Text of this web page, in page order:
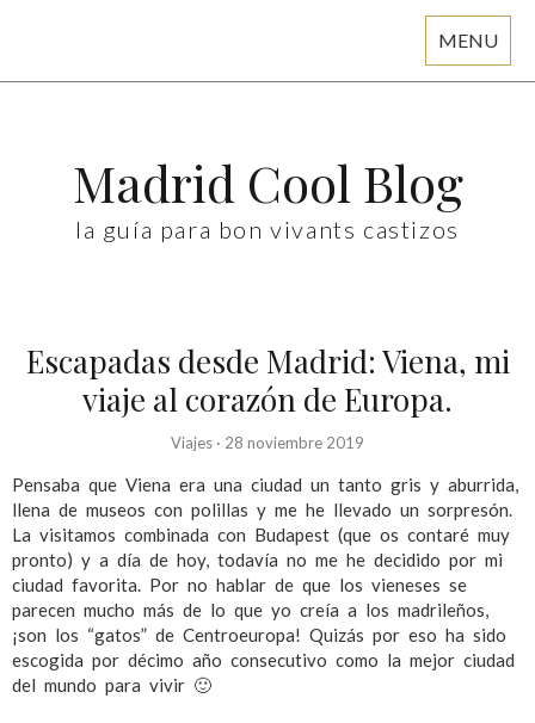
MENU
Madrid Cool Blog
la guía para bon vivants castizos
Escapadas desde Madrid: Viena, mi
viaje al corazón de Europa.
Viajes · 28 noviembre 2019
Pensaba que Viena era una ciudad un tanto gris y aburrida,
llena de museos con polillas y me he llevado un sorpresón.
La visitamos combinada con Budapest (que os contaré muy
pronto) y a día de hoy, todavía no me he decidido por mi
ciudad favorita. Por no hablar de que los vieneses se
parecen mucho más de lo que yo creía a los madrileños,
¡son los “gatos” de Centroeuropa! Quizás por eso ha sido
escogida por décimo año consecutivo como la mejor ciudad
del mundo para vivir 🙂